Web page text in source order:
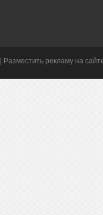
Разместить рекламу на